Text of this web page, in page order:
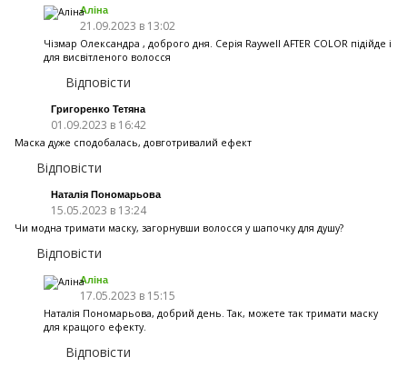
Аліна
21.09.2023 в 13:02
Чізмар Олександра , доброго дня. Серія Raywell AFTER COLOR підійде і
для висвітленого волосся
Відповісти
Григоренко Тетяна
01.09.2023 в 16:42
Маска дуже сподобалась, довготривалий ефект
Відповісти
Наталія Пономарьова
15.05.2023 в 13:24
Чи модна тримати маску, загорнувши волосся у шапочку для душу?
Відповісти
Аліна
17.05.2023 в 15:15
Наталія Пономарьова, добрий день. Так, можете так тримати маску
для кращого ефекту.
Відповісти